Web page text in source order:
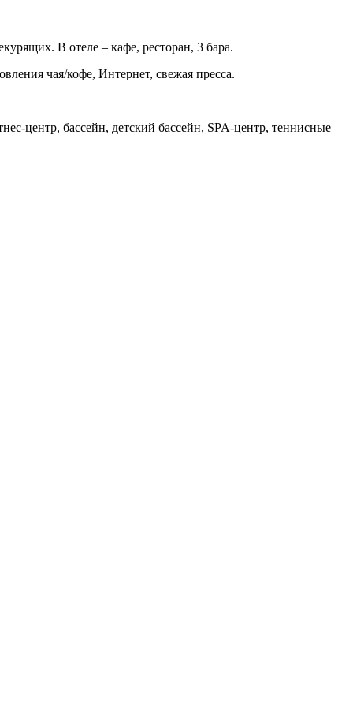
В отеле – кафе, ресторан, 3 бара.
чая/кофе, Интернет, свежая пресса.
центр, бассейн, детский бассейн, SPA-центр, теннисные